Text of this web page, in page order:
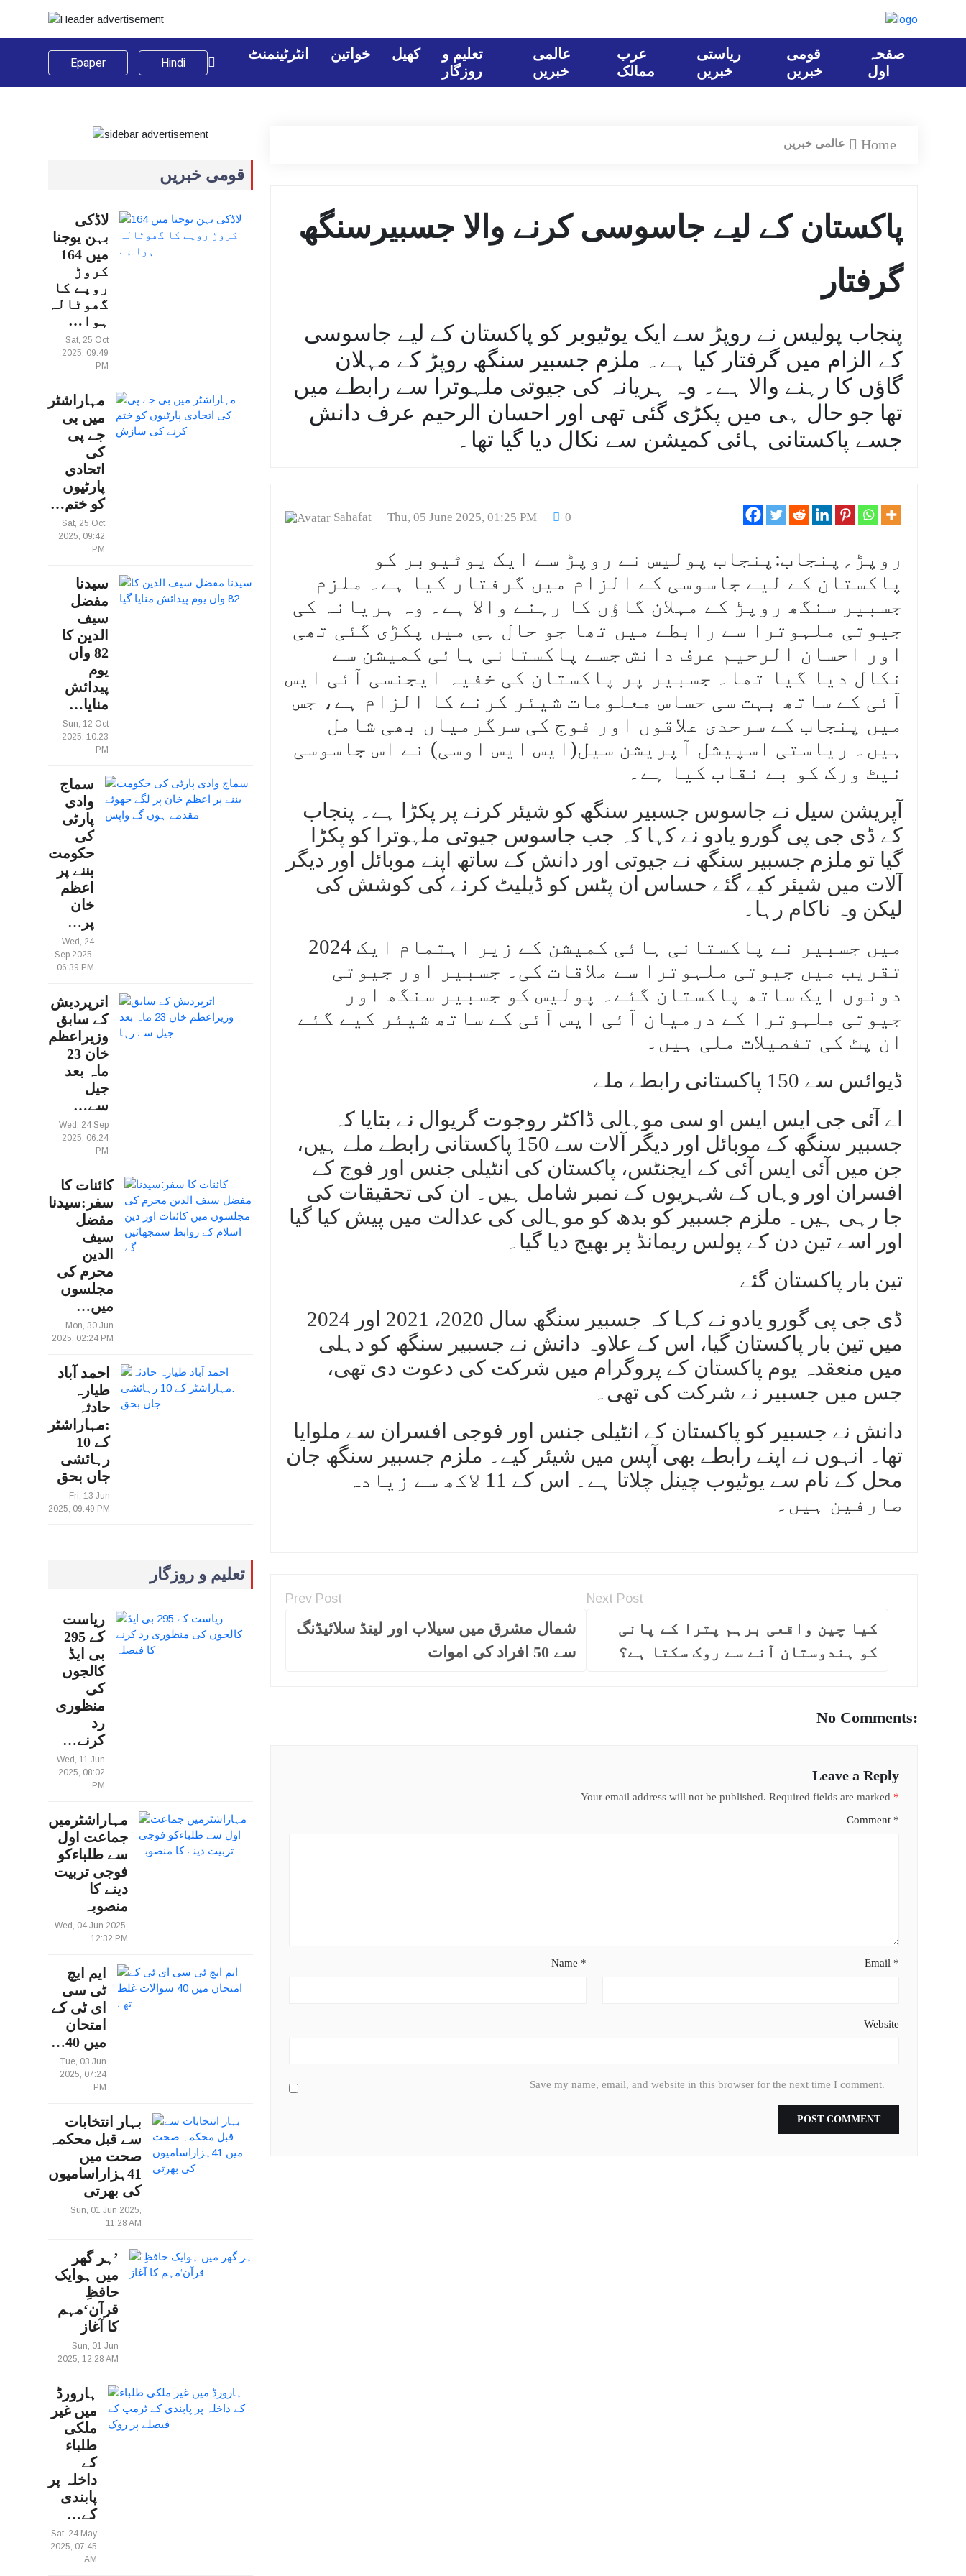
Epaper Hindi
صفحہ
اول
قومی
خبریں
ریاستی
خبریں
عرب
ممالک
عالمی
خبریں
تعلیم و
روزگار
کھیل خواتین انٹرٹینمنٹ
قومی خبریں
لاڈکی
بہن یوجنا
میں 164
کروڑ
روپے کا
گھوٹالہ
ہوا…
Sat, 25 Oct
2025, 09:49
PM
مہاراشٹر
میں بی
جے پی
کی
اتحادی
پارٹیوں
کو ختم…
Sat, 25 Oct
2025, 09:42
PM
سیدنا
مفضل
سیف
الدین کا
82 واں
یوم
پیدائش
منایا…
Sun, 12 Oct
2025, 10:23
PM
سماج
وادی
پارٹی
کی
حکومت
بننے پر
اعظم
خان
پر…
Wed, 24
Sep 2025,
06:39 PM
اترپردیش
کے سابق
وزیراعظم
خان 23
ماہ بعد
جیل
سے…
Wed, 24 Sep
2025, 06:24
PM
کائنات کا
سفر:سیدنا
مفضل
سیف
الدین
محرم کی
مجلسوں
میں…
Mon, 30 Jun
2025, 02:24 PM
احمد آباد
طیارہ
حادثہ
:مہاراشٹر
کے 10
رہائشی
جاں بحق
Fri, 13 Jun
2025, 09:49 PM
تعلیم و روزگار
ریاست
کے 295
بی ایڈ
کالجوں
کی
منظوری
رد
کرنے…
Wed, 11 Jun
2025, 08:02
PM
مہاراشٹرمیں
جماعت اول
سے طلباءکو
فوجی تربیت
دینے کا
منصوبہ
Wed, 04 Jun 2025,
12:32 PM
ایم ایچ
ٹی سی
ای ٹی کے
امتحان
میں 40…
Tue, 03 Jun
2025, 07:24
PM
بہار انتخابات
سے قبل محکمہ
صحت میں
41ہزاراسامیوں
کی بھرتی
Sun, 01 Jun 2025,
11:28 AM
’ہر گھر
میں ہوایک
حافظِ
قرآن‘مہم
کا آغاز
Sun, 01 Jun
2025, 12:28 AM
ہارورڈ
میں غیر
ملکی
طلباء
کے
داخلہ پر
پابندی
کے…
Sat, 24 May
2025, 07:45
AM
Home عالمی خبریں
پاکستان کے لیے جاسوسی کرنے والا جسبیرسنگھ
گرفتار
پنجاب پولیس نے روپڑ سے ایک یوٹیوبر کو پاکستان کے لیے جاسوسی
کے الزام میں گرفتار کیا ہے۔ ملزم جسبیر سنگھ روپڑ کے مہلان
گاؤں کا رہنے والا ہے۔ وہ ہریانہ کی جیوتی ملہوترا سے رابطے میں
تھا جو حال ہی میں پکڑی گئی تھی اور احسان الرحیم عرف دانش
جسے پاکستانی ہائی کمیشن سے نکال دیا گیا تھا۔
Sahafat Thu, 05 June 2025, 01:25 PM 0
روپڑ؍پنجاب:پنجاب پولیس نے روپڑ سے ایک یوٹیوبر کو
پاکستان کے لیے جاسوسی کے الزام میں گرفتار کیا ہے۔ ملزم
جسبیر سنگھ روپڑ کے مہلان گاؤں کا رہنے والا ہے۔ وہ ہریانہ کی
جیوتی ملہوترا سے رابطے میں تھا جو حال ہی میں پکڑی گئی تھی
اور احسان الرحیم عرف دانش جسے پاکستانی ہائی کمیشن سے
نکال دیا گیا تھا۔ جسبیر پر پاکستان کی خفیہ ایجنسی آئی ایس
آئی کے ساتھ بہت سی حساس معلومات شیئر کرنے کا الزام ہے، جس
میں پنجاب کے سرحدی علاقوں اور فوج کی سرگرمیاں بھی شامل
ہیں۔ ریاستی اسپیشل آپریشن سیل(ایس ایس اوسی) نے اس جاسوسی
نیٹ ورک کو بے نقاب کیا ہے۔
آپریشن سیل نے جاسوس جسبیر سنگھ کو شیئر کرنے پر پکڑا ہے۔ پنجاب
کے ڈی جی پی گورو یادو نے کہا کہ جب جاسوس جیوتی ملہوترا کو پکڑا
گیا تو ملزم جسبیر سنگھ نے جیوتی اور دانش کے ساتھ اپنے موبائل اور دیگر
آلات میں شیئر کیے گئے حساس ان پٹس کو ڈیلیٹ کرنے کی کوشش کی
لیکن وہ ناکام رہا۔
2024 میں جسبیر نے پاکستانی ہائی کمیشن کے زیر اہتمام ایک
تقریب میں جیوتی ملہوترا سے ملاقات کی۔ جسبیر اور جیوتی
دونوں ایک ساتھ پاکستان گئے۔ پولیس کو جسبیر سنگھ اور
جیوتی ملہوترا کے درمیان آئی ایس آئی کے ساتھ شیئر کیے گئے
ان پٹ کی تفصیلات ملی ہیں۔
ڈیوائس سے 150 پاکستانی رابطے ملے
اے آئی جی ایس ایس او سی موہالی ڈاکٹر روجوت گریوال نے بتایا کہ
جسبیر سنگھ کے موبائل اور دیگر آلات سے 150 پاکستانی رابطے ملے ہیں،
جن میں آئی ایس آئی کے ایجنٹس، پاکستان کی انٹیلی جنس اور فوج کے
افسران اور وہاں کے شہریوں کے نمبر شامل ہیں۔ ان کی تحقیقات کی
جا رہی ہیں۔ ملزم جسبیر کو بدھ کو موہالی کی عدالت میں پیش کیا گیا
اور اسے تین دن کے پولس ریمانڈ پر بھیج دیا گیا۔
تین بار پاکستان گئے
ڈی جی پی گورو یادو نے کہا کہ جسبیر سنگھ سال 2020، 2021 اور 2024
میں تین بار پاکستان گیا، اس کے علاوہ دانش نے جسبیر سنگھ کو دہلی
میں منعقدہ یوم پاکستان کے پروگرام میں شرکت کی دعوت دی تھی،
جس میں جسبیر نے شرکت کی تھی۔
دانش نے جسبیر کو پاکستان کے انٹیلی جنس اور فوجی افسران سے ملوایا
تھا۔ انہوں نے اپنے رابطے بھی آپس میں شیئر کیے۔ ملزم جسبیر سنگھ جان
محل کے نام سے یوٹیوب چینل چلاتا ہے۔ اس کے 11 لاکھ سے زیادہ
صارفین ہیں۔
Prev Post
شمال مشرق میں سیلاب اور لینڈ سلائیڈنگ
سے 50 افراد کی اموات
Next Post
کیا چین واقعی برہم پترا کے پانی
کو ہندوستان آنے سے روک سکتا ہے؟
No Comments:
Leave a Reply
Your email address will not be published. Required fields are marked *
Comment *
Name * Email *
Website
Save my name, email, and website in this browser for the next time I comment.